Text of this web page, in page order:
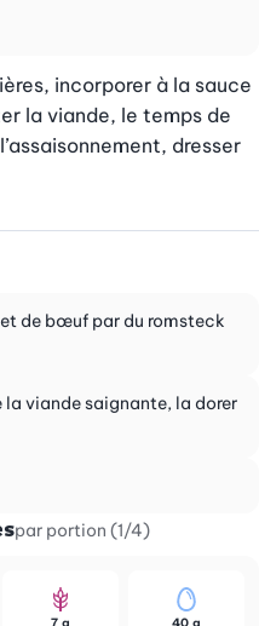
incorporer à la sauce
la viande, le temps de
dresser
de bœuf par du romsteck
la viande saignante, la dorer
par portion (1/4)